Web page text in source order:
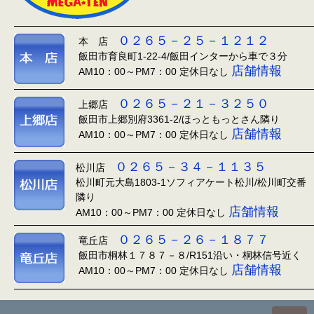
本 店 ０２６５－２５－１２１２
飯田市育良町1-22-4/飯田インターから車で３分
AM10：00～PM7：00 定休日なし 店舗情報
上郷店 ０２６５－２１－３２５０
飯田市上郷別府3361-2/ほっともっとさん隣り
AM10：00～PM7：00 定休日なし 店舗情報
松川店 ０２６５－３４－１１３５
松川町元大島1803-1ソフィアケート松川/松川町交番
隣り
AM10：00～PM7：00 定休日なし 店舗情報
竜丘店 ０２６５－２６－１８７７
飯田市桐林１７８７－８/R151沿い・桐林信号近く
AM10：00～PM7：00 定休日なし 店舗情報